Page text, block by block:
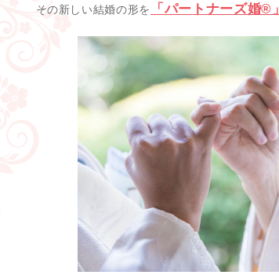
その新しい結婚の形を 「パートナーズ婚®」